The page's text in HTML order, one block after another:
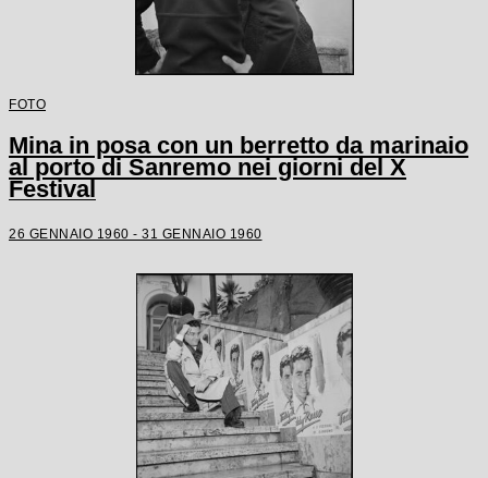
FOTO
Mina in posa con un berretto da marinaio
al porto di Sanremo nei giorni del X
Festival
26 GENNAIO 1960 - 31 GENNAIO 1960